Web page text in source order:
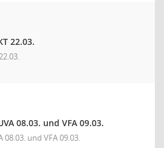
22.03.
08.03. und VFA 09.03.
08.03. und VFA 09.03.